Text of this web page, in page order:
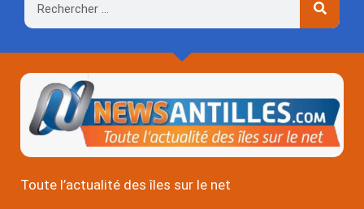
Rechercher
Toute l’actualité des îles sur le net